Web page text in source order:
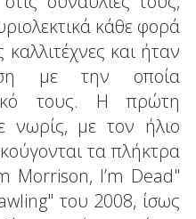
κάθε φορά
και ήταν
με την οποία
τους. Η πρώτη
νωρίς, με τον ήλιο
τα πλήκτρα
Morrison, I’m Dead"
του 2008, ίσως